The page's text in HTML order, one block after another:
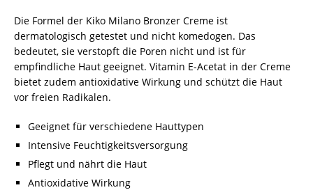
Die Formel der Kiko Milano Bronzer Creme ist
dermatologisch getestet und nicht komedogen. Das
bedeutet, sie verstopft die Poren nicht und ist für
empfindliche Haut geeignet. Vitamin E-Acetat in der Creme
bietet zudem antioxidative Wirkung und schützt die Haut
vor freien Radikalen.
Geeignet für verschiedene Hauttypen
Intensive Feuchtigkeitsversorgung
Pflegt und nährt die Haut
Antioxidative Wirkung